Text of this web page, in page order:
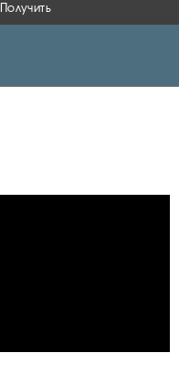
Получить